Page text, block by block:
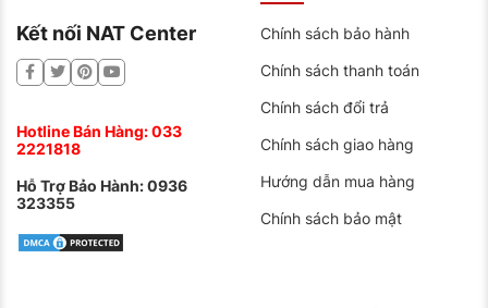
Kết nối NAT Center
Hotline Bán Hàng:033
2221818
Hỗ Trợ Bảo Hành:0936
323355
Chính sách bảo hành
Chính sách thanh toán
Chính sách đổi trả
Chính sách giao hàng
Hướng dẫn mua hàng
Chính sách bảo mật